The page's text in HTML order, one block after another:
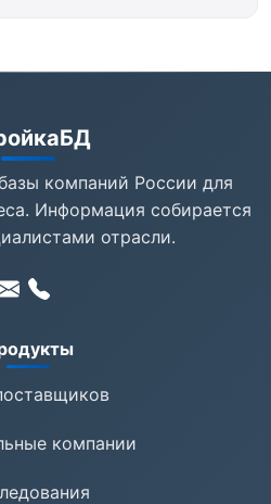
компаний России для
Информация собирается
отрасли.
компании